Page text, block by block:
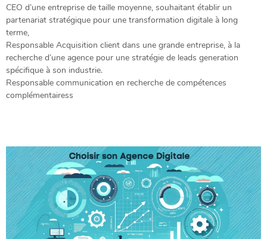
CEO d’une entreprise de taille moyenne, souhaitant établir un
partenariat stratégique pour une transformation digitale à long
terme,
Responsable Acquisition client dans une grande entreprise, à la
recherche d’une agence pour une stratégie de leads generation
spécifique à son industrie.
Responsable communication en recherche de compétences
complémentairess